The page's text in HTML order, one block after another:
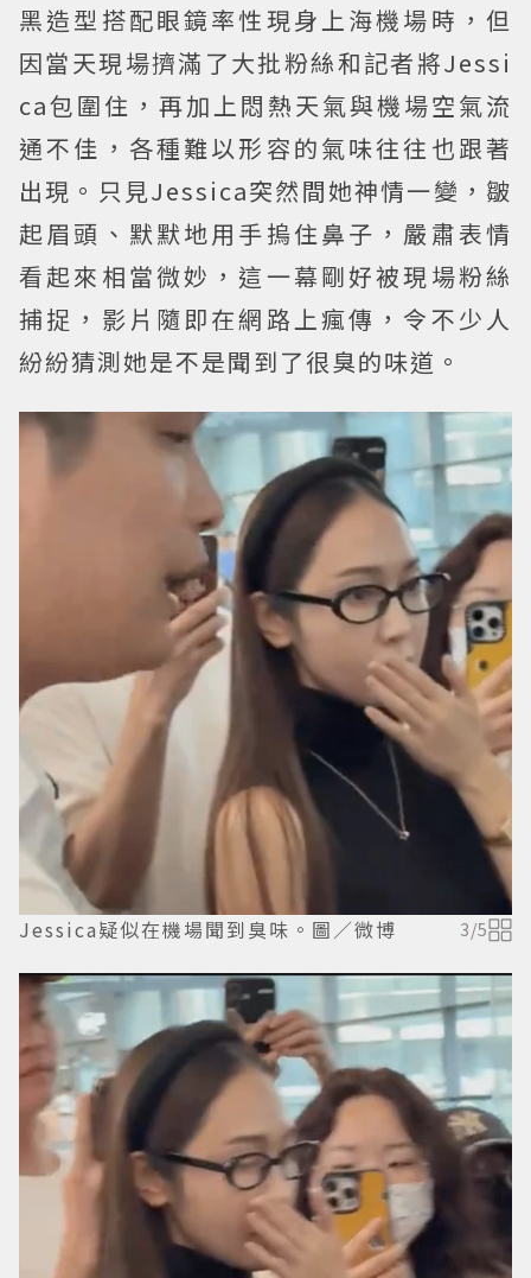
黑造型搭配眼鏡率性現身上海機場時，但
因當天現場擠滿了大批粉絲和記者將Jessi
ca包圍住，再加上悶熱天氣與機場空氣流
通不佳，各種難以形容的氣味往往也跟著
出現。只見Jessica突然間她神情一變，皺
起眉頭、默默地用手摀住鼻子，嚴肅表情
看起來相當微妙，這一幕剛好被現場粉絲
捕捉，影片隨即在網路上瘋傳，令不少人
紛紛猜測她是不是聞到了很臭的味道。
Jessica疑似在機場聞到臭味。圖／微博 3/5